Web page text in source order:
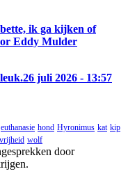
ik ga kijken of
Eddy Mulder
26 juli 2026 - 13:57
euthanasie hond Hyronimus kat kip
vrijheid wolf
door